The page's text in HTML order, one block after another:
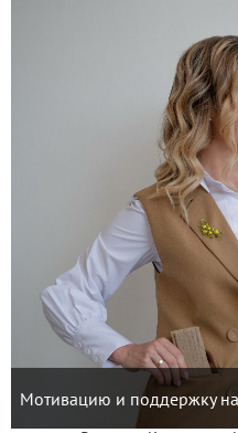
Мотивацию и поддержку